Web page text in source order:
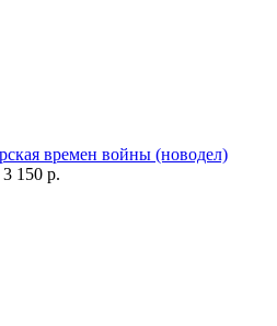
времен войны (новодел)
3 150 р.